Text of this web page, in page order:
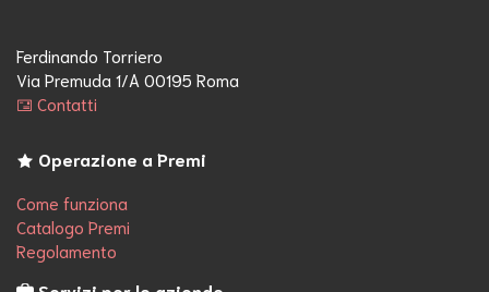
Ferdinando Torriero
Via Premuda 1/A 00195 Roma
Contatti
Operazione a Premi
Come funziona
Catalogo Premi
Regolamento